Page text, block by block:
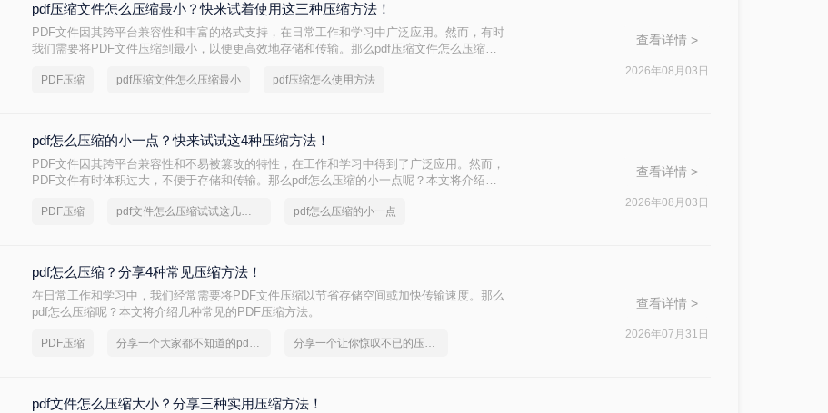
pdf压缩文件怎么压缩最小？快来试着使用这三种压缩方法！
PDF文件因其跨平台兼容性和丰富的格式支持，在日常工作和学习中广泛应用。然而，有时
我们需要将PDF文件压缩到最小，以便更高效地存储和传输。那么pdf压缩文件怎么压缩最
PDF压缩 pdf压缩文件怎么压缩最小 pdf压缩怎么使用方法
查看详情 >
2026年08月03日
pdf怎么压缩的小一点？快来试试这4种压缩方法！
PDF文件因其跨平台兼容性和不易被篡改的特性，在工作和学习中得到了广泛应用。然而，
PDF文件有时体积过大，不便于存储和传输。那么pdf怎么压缩的小一点呢？本文将介绍四
PDF压缩 pdf文件怎么压缩试试这几个方法 pdf怎么压缩的小一点
查看详情 >
2026年08月03日
pdf怎么压缩？分享4种常见压缩方法！
在日常工作和学习中，我们经常需要将PDF文件压缩以节省存储空间或加快传输速度。那么
pdf怎么压缩呢？本文将介绍几种常见的PDF压缩方法。
PDF压缩 分享一个大家都不知道的pdf文件压缩方法 分享一个让你惊叹不已的压缩pdf文件方法
查看详情 >
2026年07月31日
pdf文件怎么压缩大小？分享三种实用压缩方法！